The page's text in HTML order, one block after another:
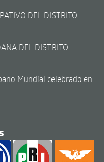
DEL DISTRITO
DEL DISTRITO
Mundial celebrado en